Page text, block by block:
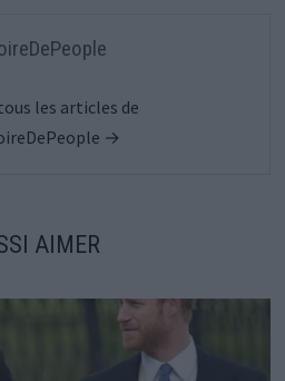
les articles de
→
AIMER